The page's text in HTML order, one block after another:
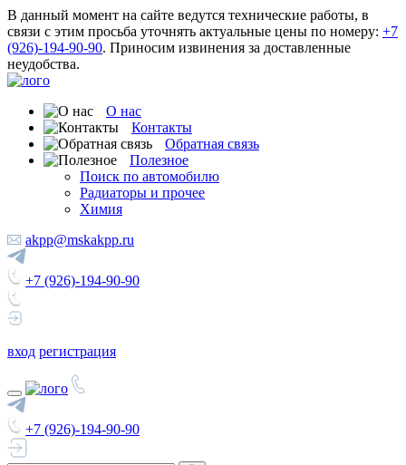
В данный момент на сайте ведутся технические работы, в
связи с этим просьба уточнять актуальные цены по номеру: +7
(926)-194-90-90. Приносим извинения за доставленные
неудобства.
О нас
Контакты
Обратная связь
Полезное
Поиск по автомобилю
Радиаторы и прочее
Химия
akpp@mskakpp.ru
+7 (926)-194-90-90
вход регистрация
+7 (926)-194-90-90